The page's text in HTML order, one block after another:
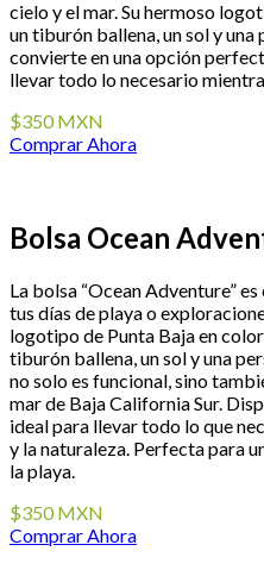
cielo y el mar. Su hermoso
un tiburón ballena, un sol y una
convierte en una opción
llevar todo lo necesario
$350 MXN
Comprar Ahora
Bolsa Ocean
La bolsa “Ocean Adventure”
tus días de playa o
logotipo de Punta Baja en
tiburón ballena, un sol y una
no solo es funcional, sino
mar de Baja California Sur.
ideal para llevar todo lo que
y la naturaleza. Perfecta para
la playa.
$350 MXN
Comprar Ahora